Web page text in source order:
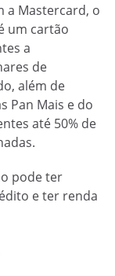
a Mastercard, o
um cartão
a
de
além de
Pan Mais e do
até 50% de
pode ter
e ter renda